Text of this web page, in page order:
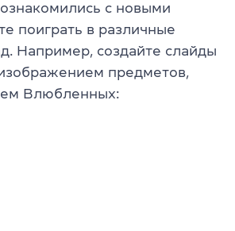
с новыми
поиграть в различные
Например, создайте слайды
предметов,
Влюбленных: